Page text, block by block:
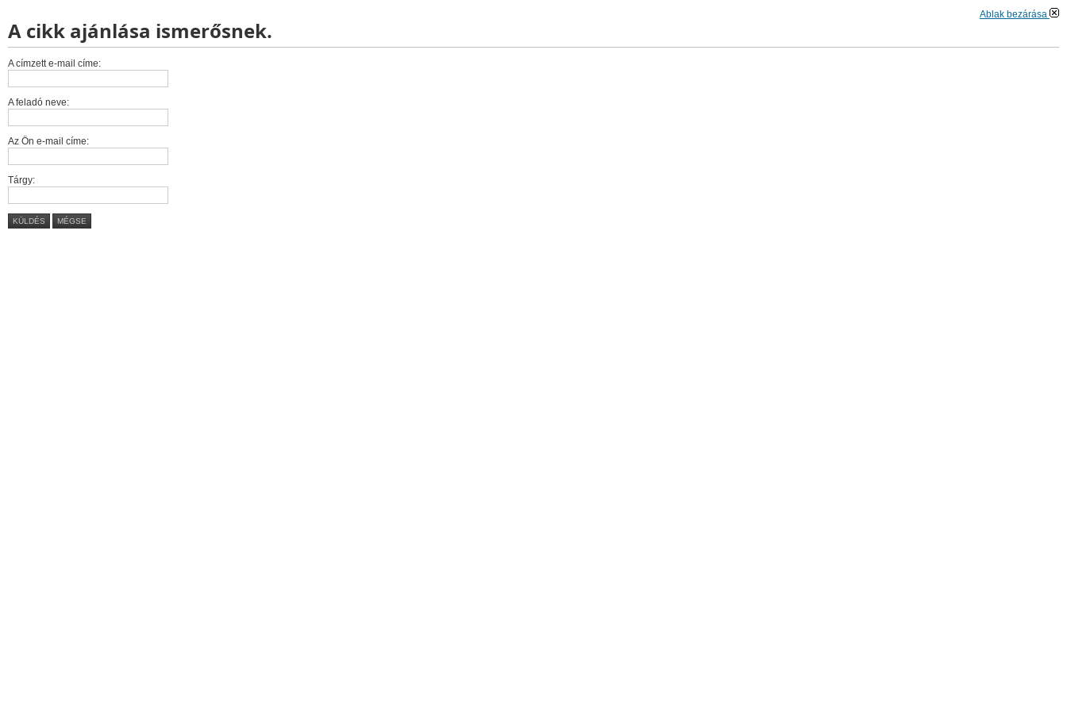
Ablak bezárása
A cikk ajánlása ismerősnek.
A címzett e-mail címe:
A feladó neve:
Az Ön e-mail címe:
Tárgy:
KÜLDÉS MÉGSE